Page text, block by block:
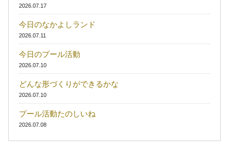
2026.07.17
今日のなかよしランド
2026.07.11
今日のプール活動
2026.07.10
どんな形づくりができるかな
2026.07.10
プール活動たのしいね
2026.07.08